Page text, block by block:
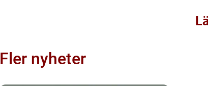
Fler nyheter